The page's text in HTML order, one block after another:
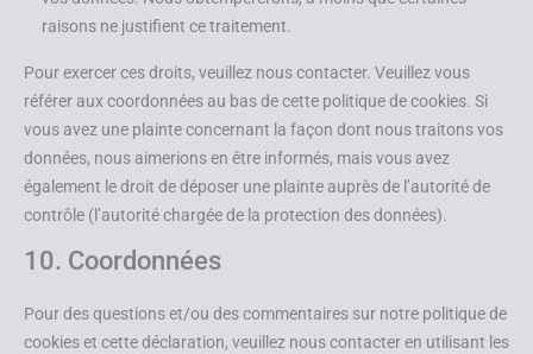
raisons ne justifient ce traitement.
Pour exercer ces droits, veuillez nous contacter. Veuillez vous
référer aux coordonnées au bas de cette politique de cookies. Si
vous avez une plainte concernant la façon dont nous traitons vos
données, nous aimerions en être informés, mais vous avez
également le droit de déposer une plainte auprès de l’autorité de
contrôle (l’autorité chargée de la protection des données).
10. Coordonnées
Pour des questions et/ou des commentaires sur notre politique de
cookies et cette déclaration, veuillez nous contacter en utilisant les